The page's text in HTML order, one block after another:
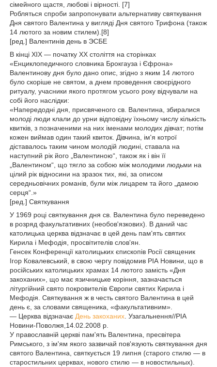
сімейного щастя, любові і вірності. [7]
Робляться спроби запропонувати альтернативу святкування
Дня святого Валентина у вигляді Дня святого Трифона (також
14 лютого за новим стилем).[8]
[ред.] Валентинів день в ЭСБЕ
В кінці XIX — початку XX століття на сторінках
«Енциклопедичного словника Брокгауза і Єфрона»
Валентинову дня було дано опис, згідно з яким 14 лютого
було скоріше не святом, а днем проведення своєрідного
ритуалу, учасники якого протягом усього року відчували на
собі його наслідки:
«Напередодні дня, присвяченого св. Валентина, збиралися
молоді люди клали до урни відповідну їхньому числу кількість
квитків, з позначеними на них іменами молодих дівчат; потім
кожен виймав один такий квиток. Дівчина, ім'я котрої
діставалось таким чином молодій людині, ставала на
наступний рік його „Валентиною“, також як і він її
„Валентином“, що тягло за собою між молодими людьми на
цілий рік відносини на зразок тих, які, за описом
середньовічних романів, були між лицарем та його „дамою
серця“.»
[ред.] Святкування
У 1969 році святкування дня св. Валентина було переведено
в розряд факультативних (необов'язкових). В даний час
католицька церква відзначає в цей день пам'ять святих
Кирила і Мефодія, просвітителів слов'ян.
Генсек Конференції католицьких єпископів Росії священик
Ігор Ковалевський, в свою чергу повідомив РІА Новини, що в
російських католицьких храмах 14 лютого замість «Дня
закоханих», що має язичницьке коріння, зазначається
літургійний свято покровителів Європи святих Кирила і
Мефодія. Святкування ж в честь святого Валентина в цей
день є, за словами священика, «факультативним».
— Церква відзначає День закоханих . Узагальнення//РІА
Новини-Поволжя,14.02.2008 р.
У православній церкві пам'ять Валентина, пресвітера
Римського, з ім'ям якого зазвичай пов'язують святкування дня
святого Валентина, святкується 19 липня (старого стилю — в
старостильних церквах, нового стилю — в новостильных).